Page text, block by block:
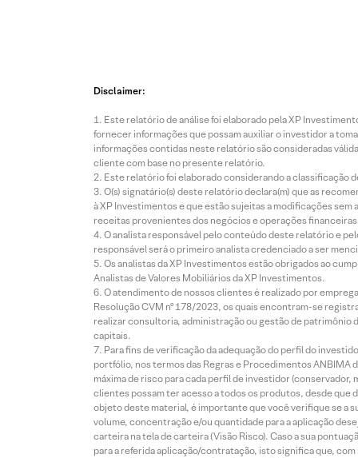
Disclaimer:
Este relatório de análise foi elaborado pela XP
fornecer informações que possam auxiliar o investidor a
informações contidas neste relatório são consideradas
cliente com base no presente relatório.
Este relatório foi elaborado considerando a classificação
O(s) signatário(s) deste relatório declara(m) que as
à XP Investimentos e que estão sujeitas a modificações
receitas provenientes dos negócios e operações
O analista responsável pelo conteúdo deste relatório e
responsável será o primeiro analista credenciado a ser
Os analistas da XP Investimentos estão obrigados ao
Analistas de Valores Mobiliários da XP Investimentos.
O atendimento de nossos clientes é realizado por
Resolução CVM nº 178/2023, os quais encontram-se
realizar consultoria, administração ou gestão de patrimônio
capitais.
Para fins de verificação da adequação do perfil do
portfólio, nos termos das Regras e Procedimentos
máxima de risco para cada perfil de investidor
clientes possam ter acesso a todos os produtos, desde que
objeto deste material, é importante que você verifique se a
volume, concentração e/ou quantidade para a aplicação
carteira na tela de carteira (Visão Risco). Caso a sua
para a referida aplicação/contratação, isto significa que,